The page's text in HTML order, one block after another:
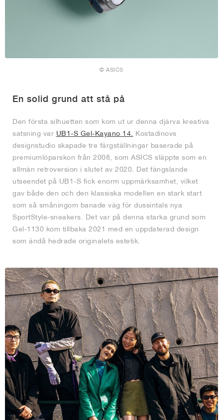
© ASICS
En solid grund att stå på
Den första silhuetten som kom ut ur denna djärva kreativa
satsning var UB1-S Gel-Kayano 14.
Kostadinovs
designstudio skapade tre färgställningar baserade på
premiumlöparskon från 2008, som ASICS släppte som en
allmän retroversion i slutet av 2020. Det fängslande
utseendet på UB1-S fick enorm uppmärksamhet, vilket
gav både den och den klassiska modellen en stark start
som så småningom banade väg för dussintals nya
SportStyle-sneakers. Det var på denna starka grund som
Gel-1130 kom tillbaka 2021 med en uppdaterad design
som ändå hedrade originalets estetik.